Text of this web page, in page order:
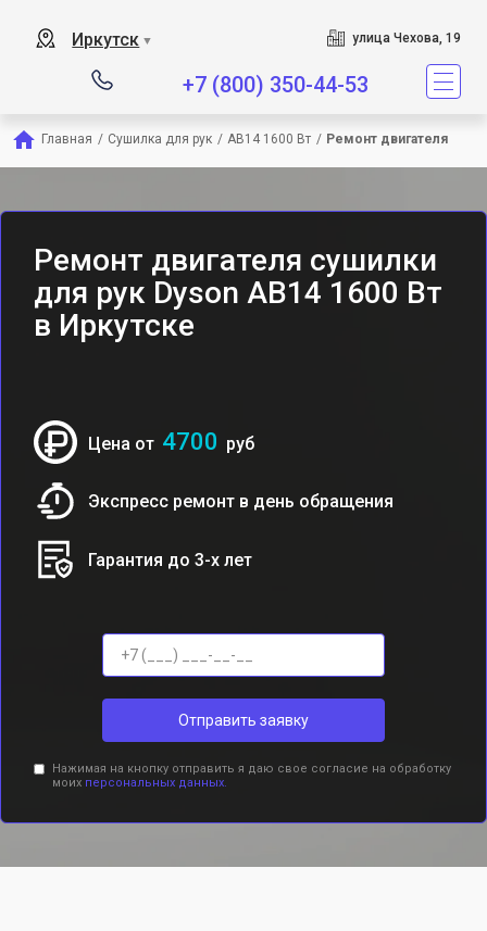
Иркутск ▼ улица Чехова, 19
+7 (800) 350-44-53
Главная / Сушилка для рук / AB14 1600 Вт / Ремонт двигателя
Ремонт двигателя сушилки
для рук Dyson AB14 1600 Вт
в Иркутске
Цена от 4700 руб
Экспресс ремонт в день обращения
Гарантия до 3-х лет
Отправить заявку
Нажимая на кнопку отправить я даю свое согласие на обработку
моих персональных данных.